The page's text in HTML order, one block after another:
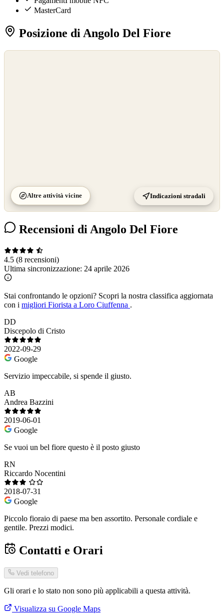
MasterCard
Posizione di Angolo Del Fiore
Altre attività vicine Indicazioni stradali
Recensioni di Angolo Del Fiore
4.5 (8 recensioni)
Ultima sincronizzazione: 24 aprile 2026
Stai confrontando le opzioni? Scopri la nostra classifica aggiornata
con i migliori Fiorista a Loro Ciuffenna .
DD
Discepolo di Cristo
2022-09-29
Google
Servizio impeccabile, si spende il giusto.
AB
Andrea Bazzini
2019-06-01
Google
Se vuoi un bel fiore questo è il posto giusto
RN
Riccardo Nocentini
2018-07-31
Google
Piccolo fioraio di paese ma ben assortito. Personale cordiale e
gentile. Prezzi modici.
Contatti e Orari
Vedi telefono
Gli orari e lo stato non sono più applicabili a questa attività.
Visualizza su Google Maps